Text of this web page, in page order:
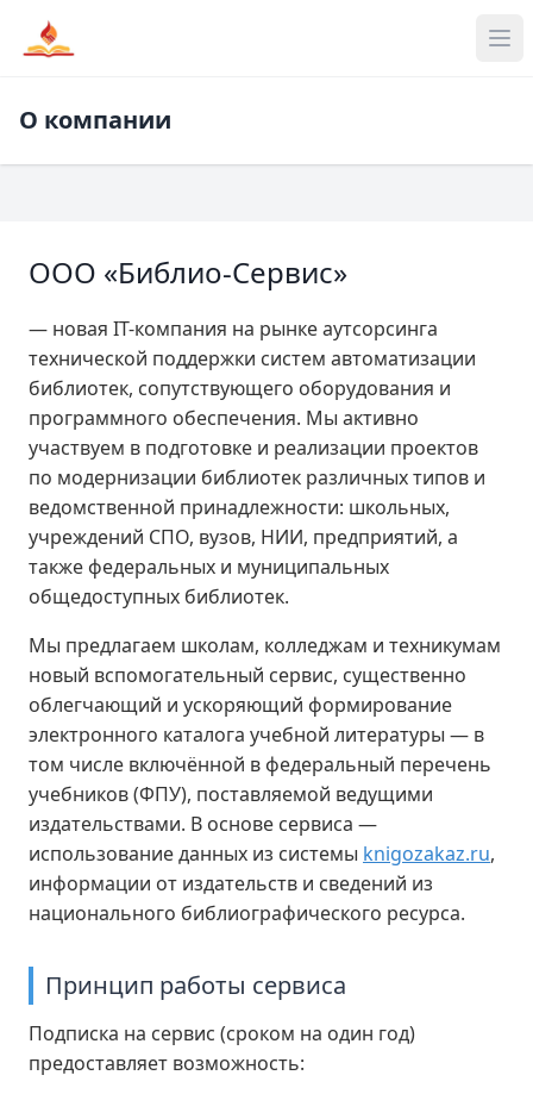
О компании
ООО «Библио-Сервис»
— новая IT-компания на рынке аутсорсинга
технической поддержки систем автоматизации
библиотек, сопутствующего оборудования и
программного обеспечения. Мы активно
участвуем в подготовке и реализации проектов
по модернизации библиотек различных типов и
ведомственной принадлежности: школьных,
учреждений СПО, вузов, НИИ, предприятий, а
также федеральных и муниципальных
общедоступных библиотек.
Мы предлагаем школам, колледжам и техникумам
новый вспомогательный сервис, существенно
облегчающий и ускоряющий формирование
электронного каталога учебной литературы — в
том числе включённой в федеральный перечень
учебников (ФПУ), поставляемой ведущими
издательствами. В основе сервиса —
использование данных из системы knigozakaz.ru,
информации от издательств и сведений из
национального библиографического ресурса.
Принцип работы сервиса
Подписка на сервис (сроком на один год)
предоставляет возможность: